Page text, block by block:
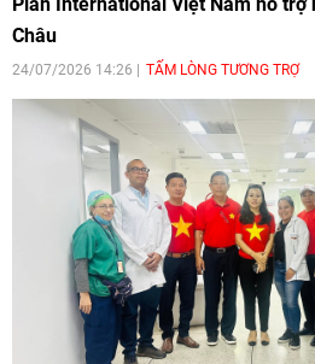
Châu
24/07/2026 14:26 TẤM LÒNG TƯƠNG TRỢ